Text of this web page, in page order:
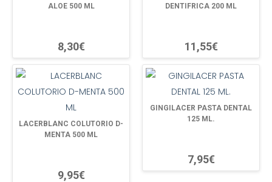
ALOE 500 ML
8,30€
DENTIFRICA 200 ML
11,55€
LACERBLANC COLUTORIO D-
MENTA 500 ML
9,95€
GINGILACER PASTA DENTAL
125 ML.
7,95€